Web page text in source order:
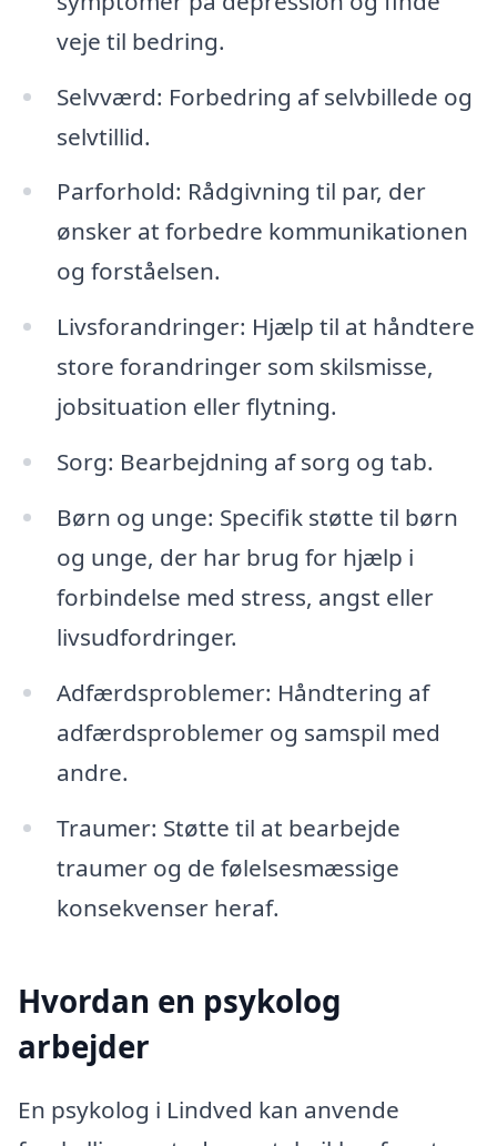
veje til bedring.
Selvværd: Forbedring af selvbillede og
selvtillid.
Parforhold: Rådgivning til par, der
ønsker at forbedre kommunikationen
og forståelsen.
Livsforandringer: Hjælp til at håndtere
store forandringer som skilsmisse,
jobsituation eller flytning.
Sorg: Bearbejdning af sorg og tab.
Børn og unge: Specifik støtte til børn
og unge, der har brug for hjælp i
forbindelse med stress, angst eller
livsudfordringer.
Adfærdsproblemer: Håndtering af
adfærdsproblemer og samspil med
andre.
Traumer: Støtte til at bearbejde
traumer og de følelsesmæssige
konsekvenser heraf.
Hvordan en psykolog
arbejder
En psykolog i Lindved kan anvende